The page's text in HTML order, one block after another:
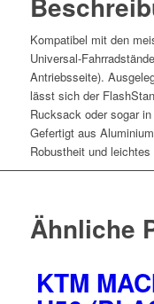
Kompatibel mit den
Universal-
Antriebsseite).
lässt sich der
Rucksack oder sogar
Gefertigt aus
Robustheit und
Ähnliche
KTM